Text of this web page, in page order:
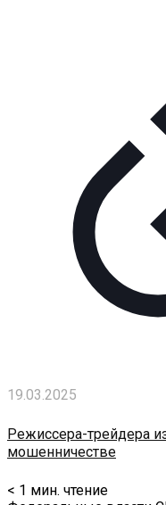
19.03.2025
Режиссера-трейдера
мошенничестве
< 1 мин. чтение